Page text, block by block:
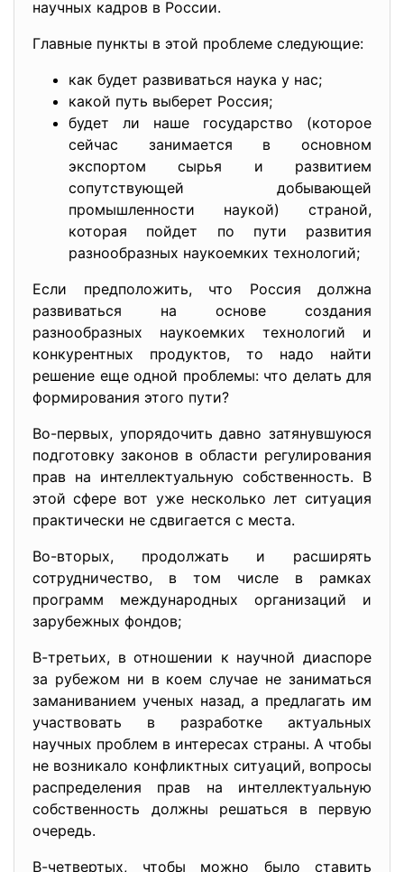
научных кадров в России.
Главные пункты в этой проблеме следующие:
как будет развиваться наука у нас;
какой путь выберет Россия;
будет ли наше государство (которое
сейчас занимается в основном
экспортом сырья и развитием
сопутствующей добывающей
промышленности наукой) страной,
которая пойдет по пути развития
разнообразных наукоемких технологий;
Если предположить, что Россия должна
развиваться на основе создания
разнообразных наукоемких технологий и
конкурентных продуктов, то надо найти
решение еще одной проблемы: что делать для
формирования этого пути?
Во-первых, упорядочить давно затянувшуюся
подготовку законов в области регулирования
прав на интеллектуальную собственность. В
этой сфере вот уже несколько лет ситуация
практически не сдвигается с места.
Во-вторых, продолжать и расширять
сотрудничество, в том числе в рамках
программ международных организаций и
зарубежных фондов;
В-третьих, в отношении к научной диаспоре
за рубежом ни в коем случае не заниматься
заманиванием ученых назад, а предлагать им
участвовать в разработке актуальных
научных проблем в интересах страны. А чтобы
не возникало конфликтных ситуаций, вопросы
распределения прав на интеллектуальную
собственность должны решаться в первую
очередь.
В-четвертых, чтобы можно было ставить